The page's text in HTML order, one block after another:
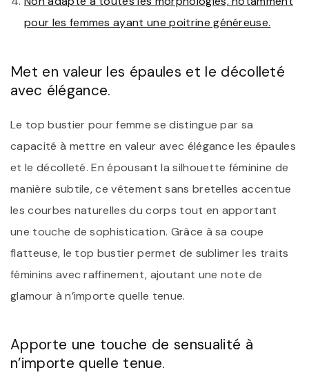
pour les femmes ayant une poitrine généreuse.
Met en valeur les épaules et le décolleté
avec élégance.
Le top bustier pour femme se distingue par sa
capacité à mettre en valeur avec élégance les épaules
et le décolleté. En épousant la silhouette féminine de
manière subtile, ce vêtement sans bretelles accentue
les courbes naturelles du corps tout en apportant
une touche de sophistication. Grâce à sa coupe
flatteuse, le top bustier permet de sublimer les traits
féminins avec raffinement, ajoutant une note de
glamour à n’importe quelle tenue.
Apporte une touche de sensualité à
n’importe quelle tenue.